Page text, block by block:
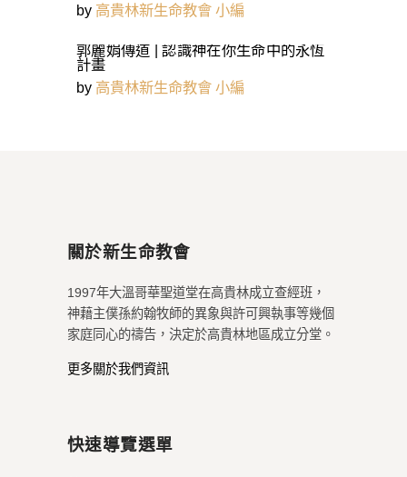
by 高貴林新生命教會 小編
郭麗娟傳道 | 認識神在你生命中的永恆
計畫
by 高貴林新生命教會 小編
關於新生命教會
1997年大溫哥華聖道堂在高貴林成立查經班，
神藉主僕孫約翰牧師的異象與許可興執事等幾個
家庭同心的禱告，決定於高貴林地區成立分堂。
更多關於我們資訊
快速導覽選單